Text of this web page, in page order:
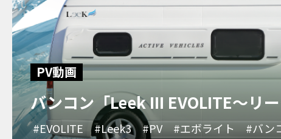
PV動画
バンコン「Leek III EVOLITE～リ
#EVOLITE #Leek3 #PV #エボライト #バン